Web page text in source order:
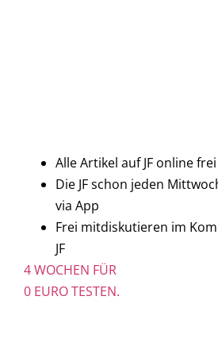
Alle Artikel auf JF online frei
Die JF schon jeden
via App
Frei mitdiskutieren im
JF
4 WOCHEN FÜR
0 EURO TESTEN.